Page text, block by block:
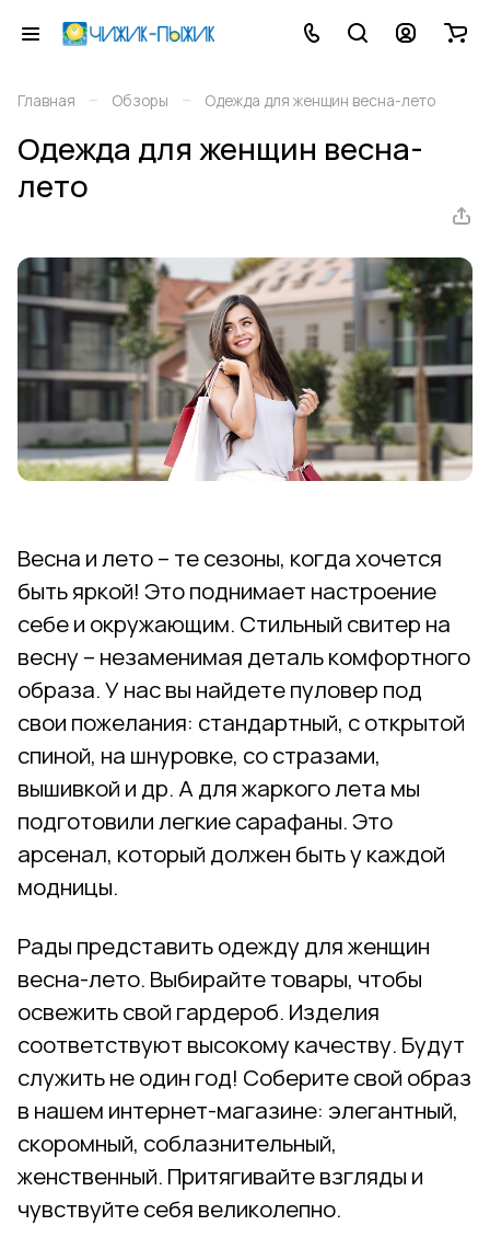
Главная – Обзоры – Одежда для женщин весна-лето
Одежда для женщин весна-
лето
Весна и лето – те сезоны, когда хочется
быть яркой! Это поднимает настроение
себе и окружающим. Стильный свитер на
весну – незаменимая деталь комфортного
образа. У нас вы найдете пуловер под
свои пожелания: стандартный, с открытой
спиной, на шнуровке, со стразами,
вышивкой и др. А для жаркого лета мы
подготовили легкие сарафаны. Это
арсенал, который должен быть у каждой
модницы.
Рады представить одежду для женщин
весна-лето. Выбирайте товары, чтобы
освежить свой гардероб. Изделия
соответствуют высокому качеству. Будут
служить не один год! Соберите свой образ
в нашем интернет-магазине: элегантный,
скоромный, соблазнительный,
женственный. Притягивайте взгляды и
чувствуйте себя великолепно.